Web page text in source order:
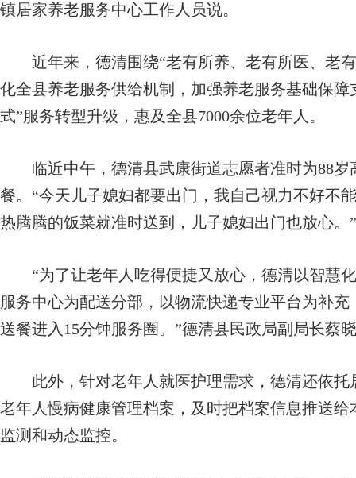
镇居家养老服务中心工作人员说。
近年来，德清围绕“老有所养、老有所医、老有
化全县养老服务供给机制，加强养老服务基础保
式”服务转型升级，惠及全县7000余位老年人。
临近中午，德清县武康街道志愿者准时为88岁
餐。“今天儿子媳妇都要出门，我自己视力不好不
热腾腾的饭菜就准时送到，儿子媳妇出门也放心。
“为了让老年人吃得便捷又放心，德清以智慧
服务中心为配送分部，以物流快递专业平台为补
送餐进入15分钟服务圈。”德清县民政局副局长蔡
此外，针对老年人就医护理需求，德清还依托
老年人慢病健康管理档案，及时把档案信息推送
监测和动态监控。